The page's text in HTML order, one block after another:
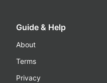
Guide & Help
About
Terms
Privacy